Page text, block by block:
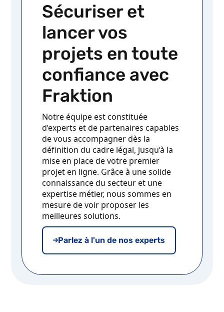
Sécuriser et
lancer vos
projets en toute
confiance avec
Fraktion
Notre équipe est constituée
d’experts et de partenaires capables
de vous accompagner dès la
définition du cadre légal, jusqu’à la
mise en place de votre premier
projet en ligne. Grâce à une solide
connaissance du secteur et une
expertise métier, nous sommes en
mesure de voir proposer les
meilleures solutions.
Parlez à l'un de nos experts